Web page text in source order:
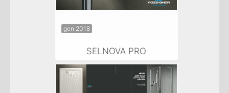
gen 2018
SELNOVA PRO